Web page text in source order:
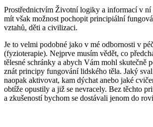
Prostřednictvím Životní logiky a informací v ní
mít však možnost pochopit principiální
vztahů, děti a civilizaci.
Je to velmi podobné jako v mé odbornosti v
(fyzioterapie). Nejprve musím vědět, co
tělesné schránky a abych Vám mohl skutečně
znát principy fungování lidského těla. Jaký
naopak aktivovat, kam dýchat anebo jaké
obtíže opustily a již se nevracely. Bez těchto
a zkušeností bychom se dostávali jenom do